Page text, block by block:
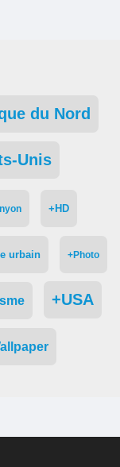
du Nord
Unis
+HD
urbain +Photo
+USA